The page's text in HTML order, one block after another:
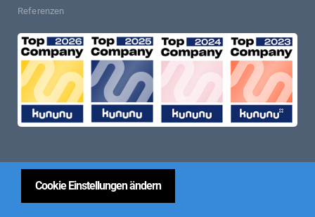
Referenzen
Cookie Einstellungen ändern